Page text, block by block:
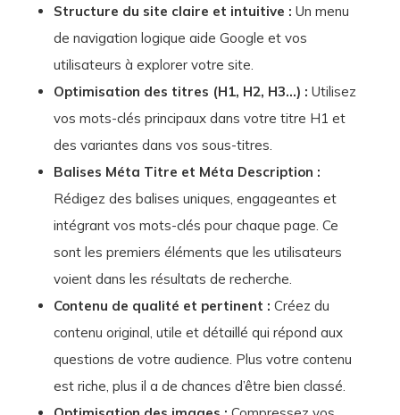
Structure du site claire et intuitive : Un menu
de navigation logique aide Google et vos
utilisateurs à explorer votre site.
Optimisation des titres (H1, H2, H3…) : Utilisez
vos mots-clés principaux dans votre titre H1 et
des variantes dans vos sous-titres.
Balises Méta Titre et Méta Description :
Rédigez des balises uniques, engageantes et
intégrant vos mots-clés pour chaque page. Ce
sont les premiers éléments que les utilisateurs
voient dans les résultats de recherche.
Contenu de qualité et pertinent : Créez du
contenu original, utile et détaillé qui répond aux
questions de votre audience. Plus votre contenu
est riche, plus il a de chances d’être bien classé.